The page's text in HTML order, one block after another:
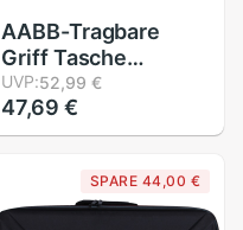
AABB-Tragbare
Griff Tasche
Schulter fallen für
Hyperice Hypervolt
Faszie
Wasserdicht Kratz
nachweisen Anti
UVP:52,99 €
47,69 €
SPARE 44,00 €